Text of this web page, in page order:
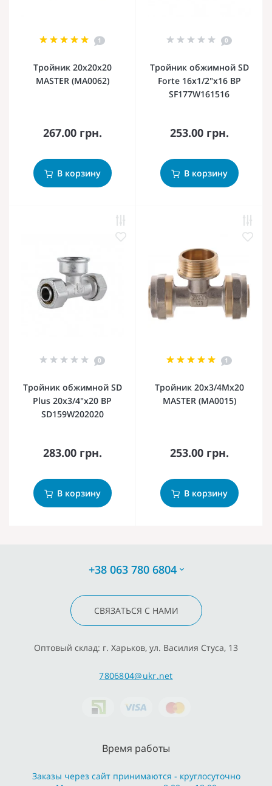
1
Тройник 20x20x20
MASTER (MA0062)
267.00 грн.
В корзину
0
Тройник обжимной SD
Forte 16х1/2"х16 ВР
SF177W161516
253.00 грн.
В корзину
0
Тройник обжимной SD
Plus 20х3/4"х20 ВР
SD159W202020
283.00 грн.
В корзину
1
Тройник 20x3/4Mx20
MASTER (MA0015)
253.00 грн.
В корзину
+38 063 780 6804
СВЯЗАТЬСЯ С НАМИ
Оптовый склад: г. Харьков, ул. Василия Стуса, 13
7806804@ukr.net
Время работы
Заказы через сайт принимаются - круглосуточно